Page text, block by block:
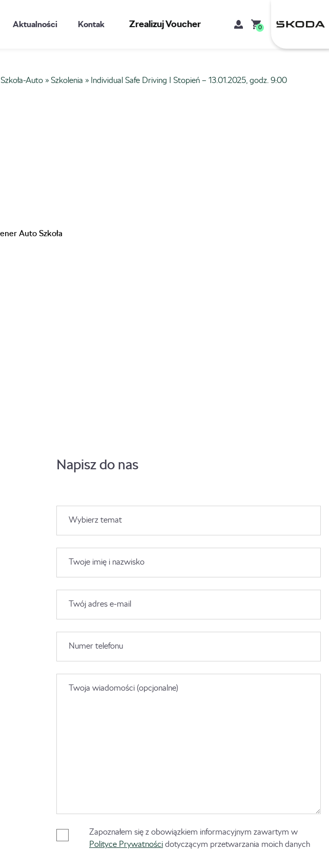
Aktualności Kontakt Zrealizuj Voucher 0
Szkoła-Auto »Szkolenia » Individual Safe Driving I Stopień – 13.01.2025, godz. 9:00
Napisz do nas
Wybierz temat
Twoje imię i nazwisko
Twój adres e-mail
Numer telefonu
Twoja wiadomości (opcjonalne)
Zapoznałem się z obowiązkiem informacyjnym zawartym w
Polityce Prywatnościdotyczącym przetwarzania moich danych